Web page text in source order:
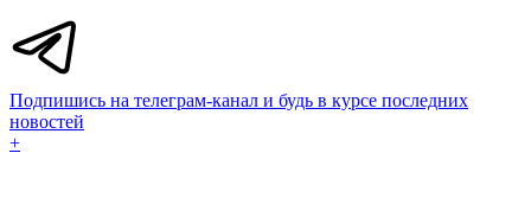
Подпишись на телеграм-канал и будь в курсе последних
новостей
+